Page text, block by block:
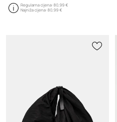
Regularna cijena:80,99 €
Najniža cijena:80,99 €